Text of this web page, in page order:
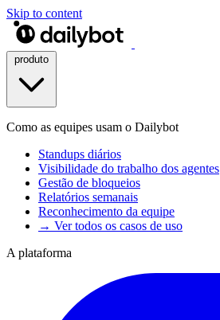
Skip to content
Como as equipes usam o Dailybot
Standups diários
Visibilidade do trabalho dos agentes
Gestão de bloqueios
Relatórios semanais
Reconhecimento da equipe
→ Ver todos os casos de uso
A plataforma